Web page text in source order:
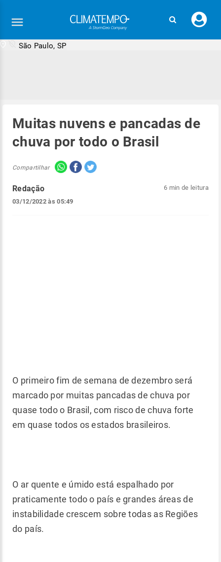
seu
São Paulo, SP
Muitas nuvens e pancadas de
chuva por todo o Brasil
Compartilhar
Redação
03/12/2022 às 05:49
6 min de leitura
O primeiro fim de semana de dezembro será
marcado por muitas pancadas de chuva por
quase todo o Brasil, com risco de chuva forte
em quase todos os estados brasileiros.
O ar quente e úmido está espalhado por
praticamente todo o país e grandes áreas de
instabilidade crescem sobre todas as Regiões
do país.